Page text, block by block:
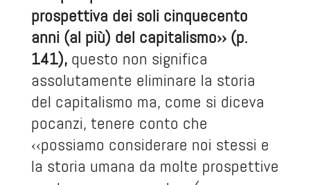
prospettiva dei soli cinquecento
anni (al più) del capitalismo›› (p.
141),questo non significa
assolutamente eliminare la storia
del capitalismo ma, come si diceva
pocanzi, tenere conto che
‹‹possiamo considerare noi stessi e
la storia umana da molte prospettive